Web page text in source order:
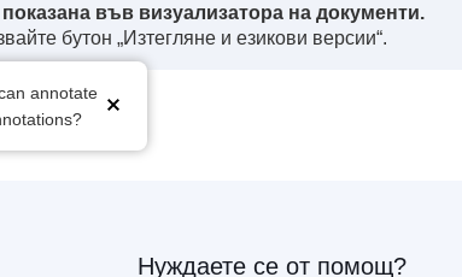
във визуализатора на документи.
бутон „Изтегляне и езикови версии“.
annotate
съюз Нуждаете се от помощ?